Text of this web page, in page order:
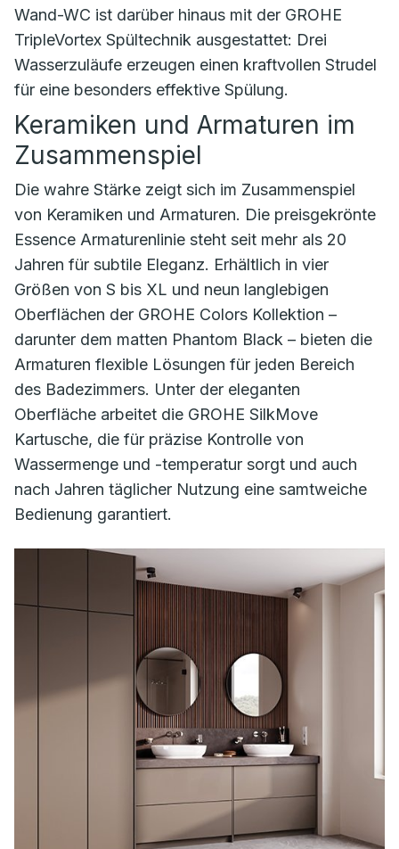
Wand-WC ist darüber hinaus mit der GROHE
TripleVortex Spültechnik ausgestattet: Drei
Wasserzuläufe erzeugen einen kraftvollen Strudel
für eine besonders effektive Spülung.
Keramiken und Armaturen im
Zusammenspiel
Die wahre Stärke zeigt sich im Zusammenspiel
von Keramiken und Armaturen. Die preisgekrönte
Essence Armaturenlinie steht seit mehr als 20
Jahren für subtile Eleganz. Erhältlich in vier
Größen von S bis XL und neun langlebigen
Oberflächen der GROHE Colors Kollektion –
darunter dem matten Phantom Black – bieten die
Armaturen flexible Lösungen für jeden Bereich
des Badezimmers. Unter der eleganten
Oberfläche arbeitet die GROHE SilkMove
Kartusche, die für präzise Kontrolle von
Wassermenge und -temperatur sorgt und auch
nach Jahren täglicher Nutzung eine samtweiche
Bedienung garantiert.